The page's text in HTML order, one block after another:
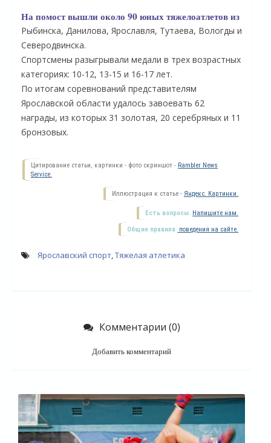
На помост вышли около 90 юных тяжелоатлетов из
Рыбинска, Данилова, Ярославля, Тутаева, Вологды и
Северодвинска.
Спортсмены разыгрывали медали в трех возрастных
категориях: 10-12, 13-15 и 16-17 лет.
По итогам соревнований представителям
Ярославской области удалось завоевать 62
награды, из которых 31 золотая, 20 серебряных и 11
бронзовых.
Цитирование статьи, картинки - фото скриншот - Rambler News
Service.
Иллюстрация к статье - Яндекс. Картинки.
Есть вопросы. Напишите нам.
Общие правила поведения на сайте.
Ярославский спорт,Тяжелая атлетика
Комментарии (0)
Добавить комментарий